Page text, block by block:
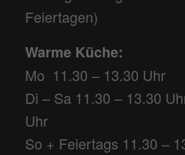
Feiertagen)
Warme Küche:
Mo 11.30 – 13.30 Uhr
Di – Sa 11.30 – 13.30
Uhr
So + Feiertags 11.30 –